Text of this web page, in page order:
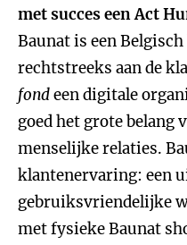
met succes een Act
Baunat is een
rechtstreeks aan de
fondeen digitale
goed het grote belang
menselijke relaties.
klantenervaring: een
gebruiksvriendelijke
met fysieke Baunat